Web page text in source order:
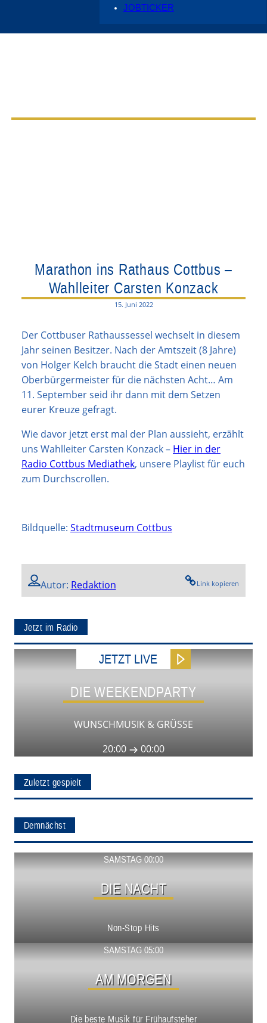
JOBTICKER
Marathon ins Rathaus Cottbus –
Wahlleiter Carsten Konzack
15. Juni 2022
Der Cottbuser Rathaussessel wechselt in diesem
Jahr seinen Besitzer. Nach der Amtszeit (8 Jahre)
von Holger Kelch braucht die Stadt einen neuen
Oberbürgermeister für die nächsten Acht… Am
11. September seid ihr dann mit dem Setzen
eurer Kreuze gefragt.
Wie davor jetzt erst mal der Plan aussieht, erzählt
uns Wahlleiter Carsten Konzack – Hier in der
Radio Cottbus Mediathek, unsere Playlist für euch
zum Durchscrollen.
Bildquelle: Stadtmuseum Cottbus
Autor: Redaktion Link kopieren
Jetzt im Radio
JETZT LIVE
DIE WEEKENDPARTY
WUNSCHMUSIK & GRÜSSE
20:00
00:00
Zuletzt gespielt
Demnächst
SAMSTAG 00:00
DIE NACHT
Non-Stop Hits
Show ansehen
SAMSTAG 05:00
AM MORGEN
Die beste Musik für Frühaufsteher
Show ansehen